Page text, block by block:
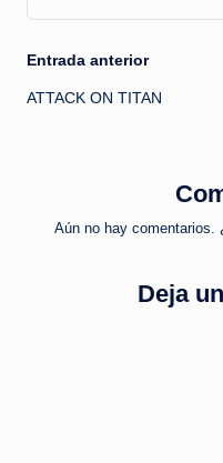
Navegación
de
Entrada anterior
ATTACK ON TITAN
Aún no hay comentarios.
Deja